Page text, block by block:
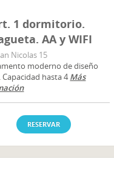
1 dormitorio.
AA y WIFI
Nicolas 15
moderno de diseño
Capacidad hasta 4Más
RESERVAR